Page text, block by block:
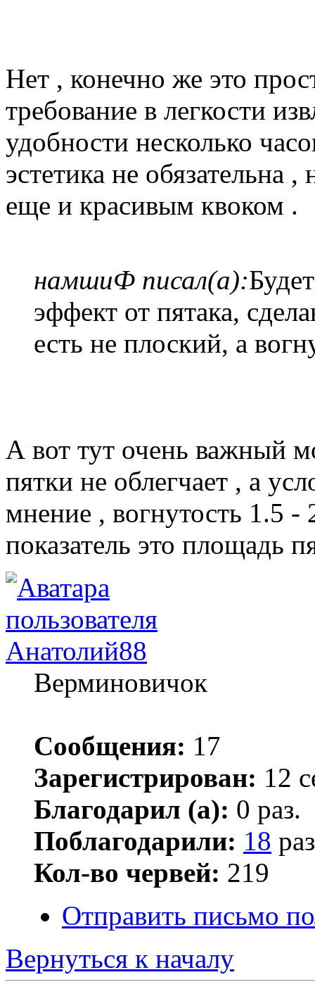
Нет , конечно же это
требование в легкости
удобности несколько
эстетика не обязательна
еще и красивым квоком .
намшиФ писал(а):
эффект от пятака,
есть не плоский, а
А вот тут очень важный
пятки не облегчает , а
мнение , вогнутость 1.5
показатель это площадь
Анатолий88
Верминовичок
Сообщения: 17
Зарегистрирован: 12
Благодарил (а): 0 раз.
Поблагодарили: 18
Кол-во червей: 219
Отправить письмо
Вернуться к началу